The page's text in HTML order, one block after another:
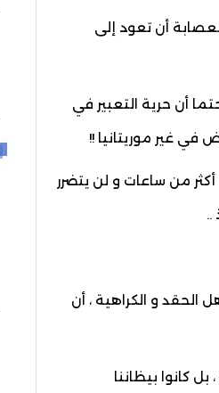
أن تعود إلى
أن حرية التعبير في
في غير موريتانيا !!
من ساعات و لن يتضرر
..
الحقد و الكراهية ، أن
كانوا بيظاننا